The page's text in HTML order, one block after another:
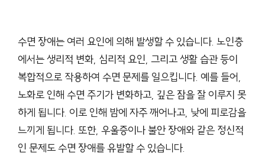
수면 장애는 여러 요인에 의해 발생할 수 있습니다. 노인층
에서는 생리적 변화, 심리적 요인, 그리고 생활 습관 등이
복합적으로 작용하여 수면 문제를 일으킵니다. 예를 들어,
노화로 인해 수면 주기가 변화하고, 깊은 잠을 잘 이루지 못
하게 됩니다. 이로 인해 밤에 자주 깨어나고, 낮에 피로감을
느끼게 됩니다. 또한, 우울증이나 불안 장애와 같은 정신적
인 문제도 수면 장애를 유발할 수 있습니다.